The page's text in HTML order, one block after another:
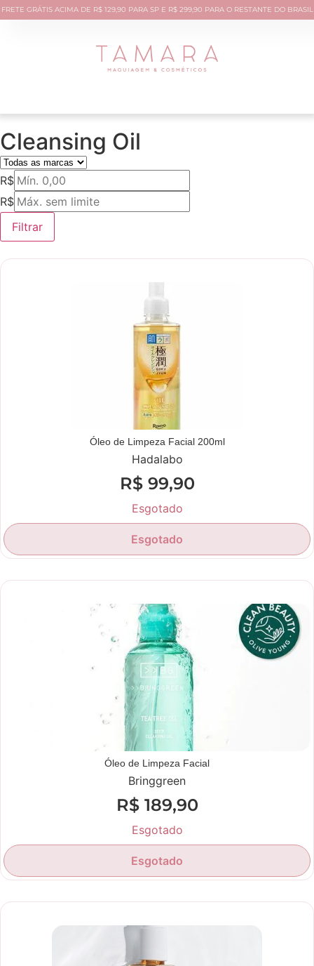
FRETE GRÁTIS ACIMA DE R$ 129,90 PARA SP E R$ 299,90 PARA O RESTANTE DO BRASIL
Cleansing Oil
R$
R$
Filtrar
Óleo de Limpeza Facial 200ml
Hadalabo
R$99,90
Esgotado
Esgotado
Óleo de Limpeza Facial
Bringgreen
R$189,90
Esgotado
Esgotado